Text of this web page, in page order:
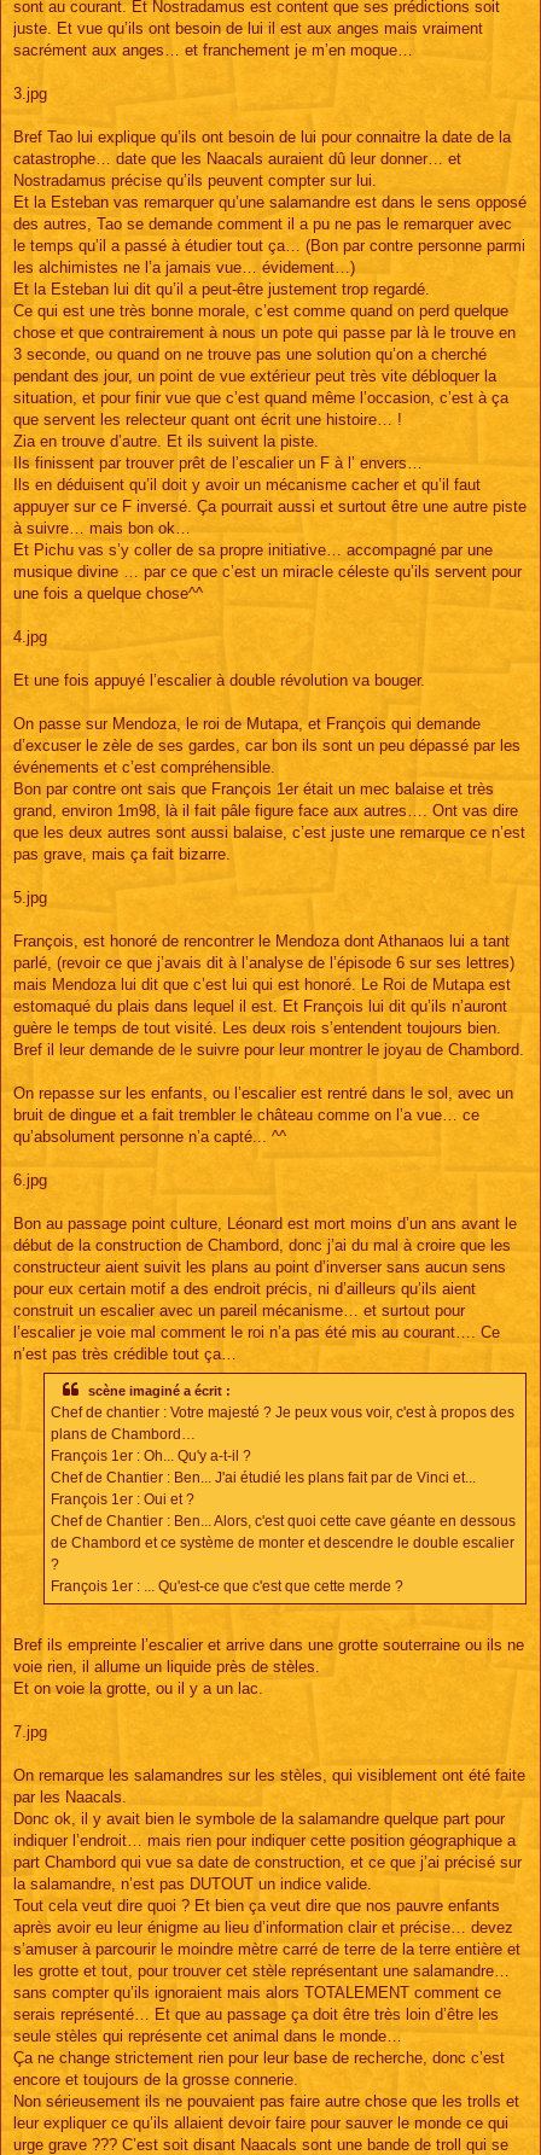
sont au courant. Et Nostradamus est content que ses prédictions soit
juste. Et vue qu’ils ont besoin de lui il est aux anges mais vraiment
sacrément aux anges… et franchement je m’en moque…
3.jpg
Bref Tao lui explique qu’ils ont besoin de lui pour connaitre la date de la
catastrophe… date que les Naacals auraient dû leur donner… et
Nostradamus précise qu’ils peuvent compter sur lui.
Et la Esteban vas remarquer qu’une salamandre est dans le sens opposé
des autres, Tao se demande comment il a pu ne pas le remarquer avec
le temps qu’il a passé à étudier tout ça… (Bon par contre personne parmi
les alchimistes ne l’a jamais vue… évidement…)
Et la Esteban lui dit qu’il a peut-être justement trop regardé.
Ce qui est une très bonne morale, c’est comme quand on perd quelque
chose et que contrairement à nous un pote qui passe par là le trouve en
3 seconde, ou quand on ne trouve pas une solution qu’on a cherché
pendant des jour, un point de vue extérieur peut très vite débloquer la
situation, et pour finir vue que c’est quand même l’occasion, c’est à ça
que servent les relecteur quant ont écrit une histoire… !
Zia en trouve d’autre. Et ils suivent la piste.
Ils finissent par trouver prêt de l’escalier un F à l’ envers…
Ils en déduisent qu’il doit y avoir un mécanisme cacher et qu’il faut
appuyer sur ce F inversé. Ça pourrait aussi et surtout être une autre piste
à suivre… mais bon ok…
Et Pichu vas s’y coller de sa propre initiative… accompagné par une
musique divine … par ce que c’est un miracle céleste qu’ils servent pour
une fois a quelque chose^^
4.jpg
Et une fois appuyé l’escalier à double révolution va bouger.
On passe sur Mendoza, le roi de Mutapa, et François qui demande
d’excuser le zèle de ses gardes, car bon ils sont un peu dépassé par les
événements et c’est compréhensible.
Bon par contre ont sais que François 1er était un mec balaise et très
grand, environ 1m98, là il fait pâle figure face aux autres…. Ont vas dire
que les deux autres sont aussi balaise, c’est juste une remarque ce n’est
pas grave, mais ça fait bizarre.
5.jpg
François, est honoré de rencontrer le Mendoza dont Athanaos lui a tant
parlé, (revoir ce que j’avais dit à l’analyse de l’épisode 6 sur ses lettres)
mais Mendoza lui dit que c’est lui qui est honoré. Le Roi de Mutapa est
estomaqué du plais dans lequel il est. Et François lui dit qu’ils n’auront
guère le temps de tout visité. Les deux rois s’entendent toujours bien.
Bref il leur demande de le suivre pour leur montrer le joyau de Chambord.
On repasse sur les enfants, ou l’escalier est rentré dans le sol, avec un
bruit de dingue et a fait trembler le château comme on l’a vue… ce
qu’absolument personne n’a capté... ^^
6.jpg
Bon au passage point culture, Léonard est mort moins d’un ans avant le
début de la construction de Chambord, donc j’ai du mal à croire que les
constructeur aient suivit les plans au point d’inverser sans aucun sens
pour eux certain motif a des endroit précis, ni d’ailleurs qu’ils aient
construit un escalier avec un pareil mécanisme… et surtout pour
l’escalier je voie mal comment le roi n’a pas été mis au courant…. Ce
n’est pas très crédible tout ça…
scène imaginé a écrit :
Chef de chantier : Votre majesté ? Je peux vous voir, c'est à propos des
plans de Chambord…
François 1er : Oh... Qu'y a-t-il ?
Chef de Chantier : Ben... J'ai étudié les plans fait par de Vinci et...
François 1er : Oui et ?
Chef de Chantier : Ben... Alors, c'est quoi cette cave géante en dessous
de Chambord et ce système de monter et descendre le double escalier
?
François 1er : ... Qu'est-ce que c'est que cette merde ?
Bref ils empreinte l’escalier et arrive dans une grotte souterraine ou ils ne
voie rien, il allume un liquide près de stèles.
Et on voie la grotte, ou il y a un lac.
7.jpg
On remarque les salamandres sur les stèles, qui visiblement ont été faite
par les Naacals.
Donc ok, il y avait bien le symbole de la salamandre quelque part pour
indiquer l’endroit… mais rien pour indiquer cette position géographique a
part Chambord qui vue sa date de construction, et ce que j’ai précisé sur
la salamandre, n’est pas DUTOUT un indice valide.
Tout cela veut dire quoi ? Et bien ça veut dire que nos pauvre enfants
après avoir eu leur énigme au lieu d’information clair et précise… devez
s’amuser à parcourir le moindre mètre carré de terre de la terre entière et
les grotte et tout, pour trouver cet stèle représentant une salamandre…
sans compter qu’ils ignoraient mais alors TOTALEMENT comment ce
serais représenté… Et que au passage ça doit être très loin d’être les
seule stèles qui représente cet animal dans le monde…
Ça ne change strictement rien pour leur base de recherche, donc c’est
encore et toujours de la grosse connerie.
Non sérieusement ils ne pouvaient pas faire autre chose que les trolls et
leur expliquer ce qu’ils allaient devoir faire pour sauver le monde ce qui
urge grave ??? C’est soit disant Naacals sont une bande de troll qui se